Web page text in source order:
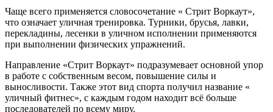
Чаще всего применяется словосочетание « Стрит Воркаут»,
что означает уличная тренировка. Турники, брусья, лавки,
перекладины, лесенки в уличном исполнении применяются
при выполнении физических упражнений.
Направление «Стрит Воркаут» подразумевает основной упор
в работе с собственным весом, повышение силы и
выносливости. Также этот вид спорта получил название «
уличный фитнес», с каждым годом находит всё больше
последователей по всему миру.